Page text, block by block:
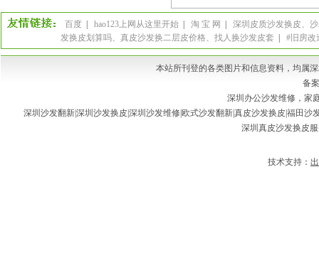
百度 hao123上网从这里开始 淘 宝 网
深圳皮质沙发换皮、
发换皮划算吗、真皮沙发换二层皮价格、找人换沙发皮套
#旧房改
本站所刊登的各类图片和信息资料，均属
备
深圳办公沙发维修，家
深圳沙发翻新|深圳沙发换皮|深圳沙发维修|欧式沙发翻新|真皮沙发换皮|福田
深圳真皮沙发换皮
技术支持：